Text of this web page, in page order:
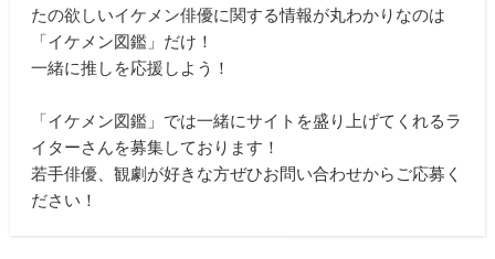
たの欲しいイケメン俳優に関する情報が丸わかりなのは
「イケメン図鑑」だけ！
一緒に推しを応援しよう！
「イケメン図鑑」では一緒にサイトを盛り上げてくれるラ
イターさんを募集しております！
若手俳優、観劇が好きな方ぜひお問い合わせからご応募く
ださい！